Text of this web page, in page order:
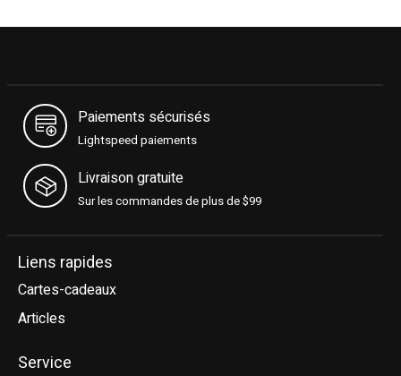
Paiements sécurisés
Lightspeed paiements
Livraison gratuite
Sur les commandes de plus de $99
Liens rapides
Cartes-cadeaux
Articles
Service